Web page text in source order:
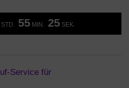
STD. 55 MIN. 24 SEK.